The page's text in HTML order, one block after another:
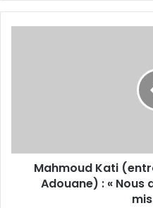
:
Mahmoud Kati
Adouane) : «